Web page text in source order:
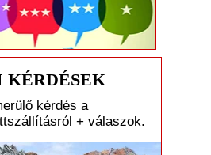
KÉRDÉSEK
kérdés a
+ válaszok.